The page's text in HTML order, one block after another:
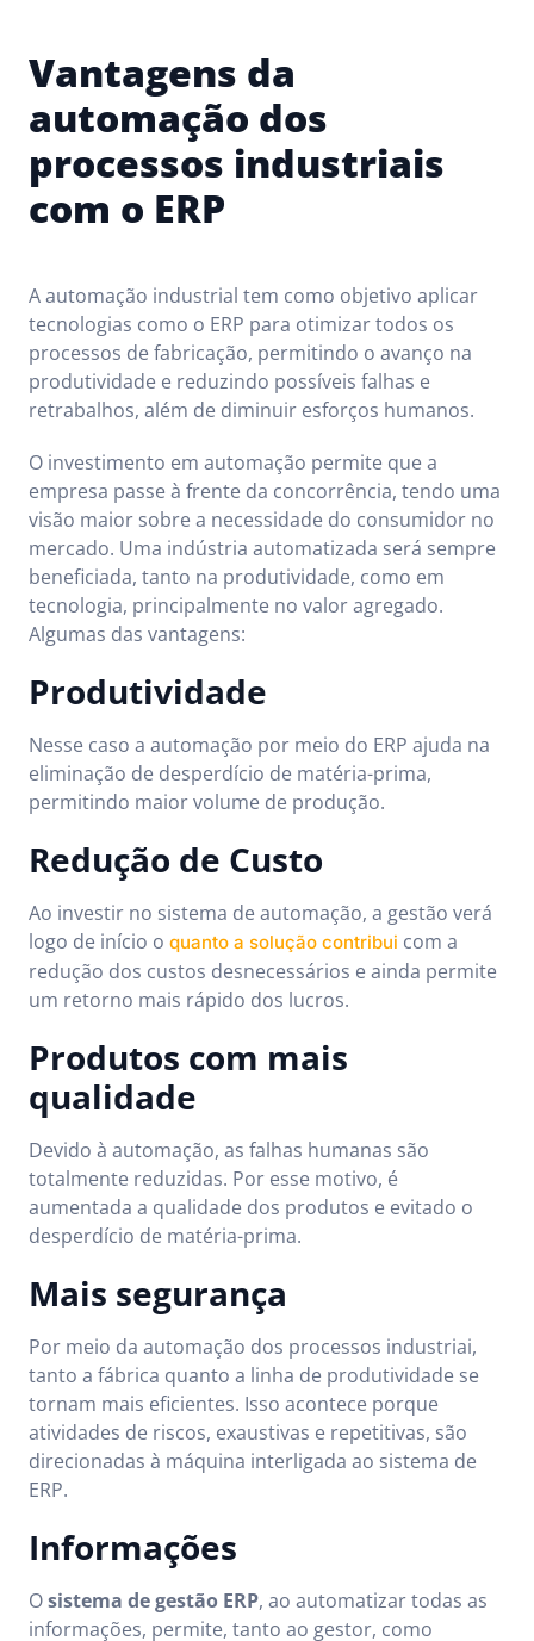
Vantagens da
automação dos
processos industriais
com o ERP
A automação industrial tem como objetivo aplicar
tecnologias como o ERP para otimizar todos os
processos de fabricação, permitindo o avanço na
produtividade e reduzindo possíveis falhas e
retrabalhos, além de diminuir esforços humanos.
O investimento em automação permite que a
empresa passe à frente da concorrência, tendo uma
visão maior sobre a necessidade do consumidor no
mercado. Uma indústria automatizada será sempre
beneficiada, tanto na produtividade, como em
tecnologia, principalmente no valor agregado.
Algumas das vantagens:
Produtividade
Nesse caso a automação por meio do ERP ajuda na
eliminação de desperdício de matéria-prima,
permitindo maior volume de produção.
Redução de Custo
Ao investir no sistema de automação, a gestão verá
logo de início o quanto a solução contribui com a
redução dos custos desnecessários e ainda permite
um retorno mais rápido dos lucros.
Produtos com mais
qualidade
Devido à automação, as falhas humanas são
totalmente reduzidas. Por esse motivo, é
aumentada a qualidade dos produtos e evitado o
desperdício de matéria-prima.
Mais segurança
Por meio da automação dos processos industriai,
tanto a fábrica quanto a linha de produtividade se
tornam mais eficientes. Isso acontece porque
atividades de riscos, exaustivas e repetitivas, são
direcionadas à máquina interligada ao sistema de
ERP.
Informações
Osistema de gestão ERP, ao automatizar todas as
informações, permite, tanto ao gestor, como